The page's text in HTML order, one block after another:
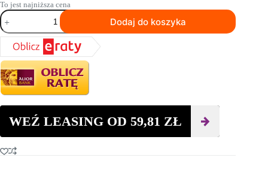
To jest najniższa cena
ilość
Tarcze
diamentowe
HUSQVARNA
ELITE-
CUT
F525
600W
3,8mm
Dodaj do koszyka
WEŹ LEASING OD 59,81 ZŁ